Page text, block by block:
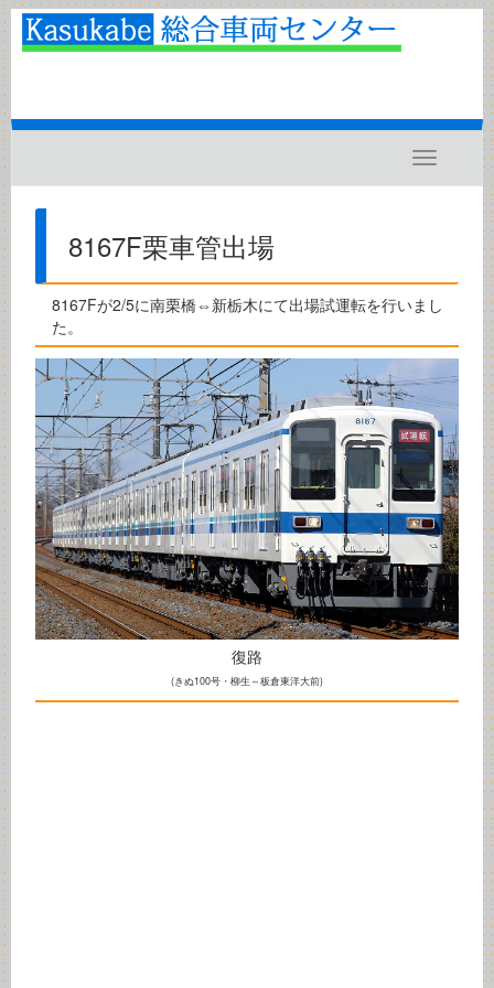
Toggle
navigation
8167F栗車管出場
8167Fが2/5に南栗橋⇔新栃木にて出場試運転を行いまし
た。
復路
(きぬ100号・柳生～板倉東洋大前)